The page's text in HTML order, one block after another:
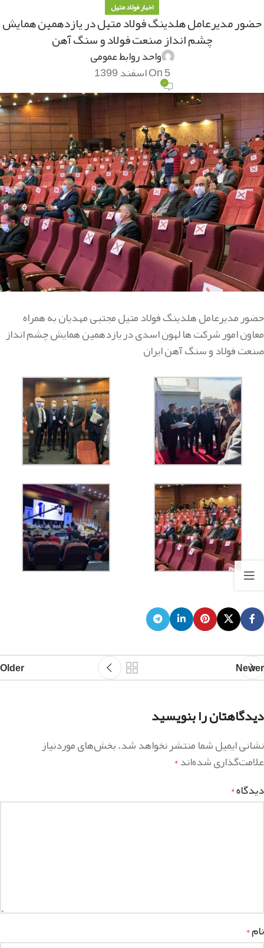
اخبار فولاد متیل
حضور مدیرعامل هلدینگ فولاد متیل در یازدهمین همایش
چشم انداز صنعت فولاد و سنگ آهن
واحد روابط عمومی
On 5 اسفند 1399
۰
حضور مدیرعامل هلدینگ فولاد متیل مجتبی مهدیان به همراه
معاون امور شرکت ها لهون اسدی در یازدهمین همایش چشم انداز
صنعت فولاد و سنگ آهن ایران
Newer
Older
دیدگاهتان را بنویسید
نشانی ایمیل شما منتشر نخواهد شد.بخش‌های موردنیاز
علامت‌گذاری شده‌اند*
دیدگاه*
نام*